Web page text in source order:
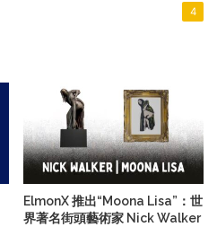
4
ElmonX 推出“Moona Lisa”：世
界著名街頭藝術家 Nick Walker